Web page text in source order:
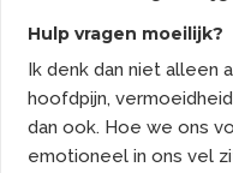
Hulp vragen moeilijk?
Ik denk dan niet alleen
hoofdpijn,
dan ook. Hoe we ons
emotioneel in ons vel